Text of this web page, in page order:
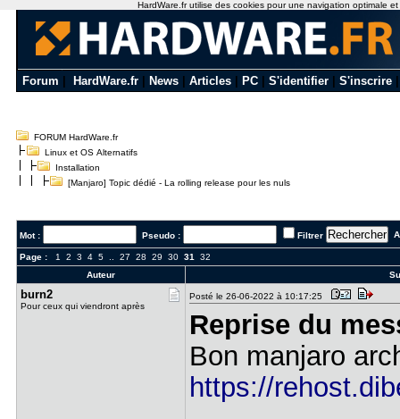
Forum HardWare.fr News Articles PC S'identifier S'inscrire
FORUM HardWare.fr
Linux et OS Alternatifs
Installation
[Manjaro] Topic dédié - La rolling release pour les nuls
Mot : Pseudo : Filtrer
Page : 1 2 3 4 5.. 27 28 29 30 31
32
Auteur
burn2
Pour ceux qui viendront après
Posté le 26-06-2022 à 10:17:25
Reprise du
Bon manjaro
https://
HardWare.fr utilise des cookies pour une navigation optimale